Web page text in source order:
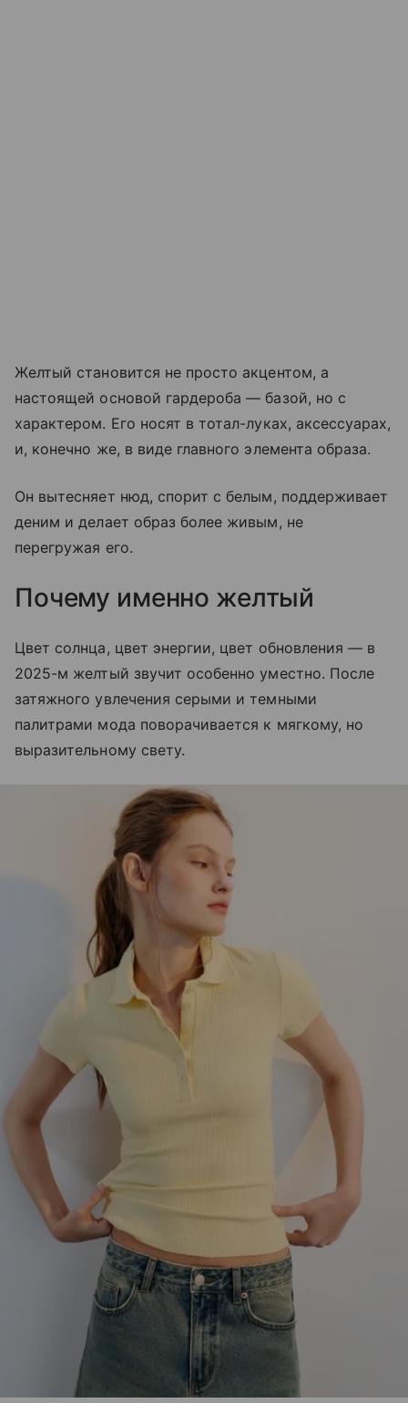
Желтый становится не просто акцентом, а
настоящей основой гардероба — базой, но с
характером. Его носят в тотал-луках, аксессуарах,
и, конечно же, в виде главного элемента образа.
Он вытесняет нюд, спорит с белым, поддерживает
деним и делает образ более живым, не
перегружая его.
Почему именно желтый
Цвет солнца, цвет энергии, цвет обновления — в
2025-м желтый звучит особенно уместно. После
затяжного увлечения серыми и темными
палитрами мода поворачивается к мягкому, но
выразительному свету.